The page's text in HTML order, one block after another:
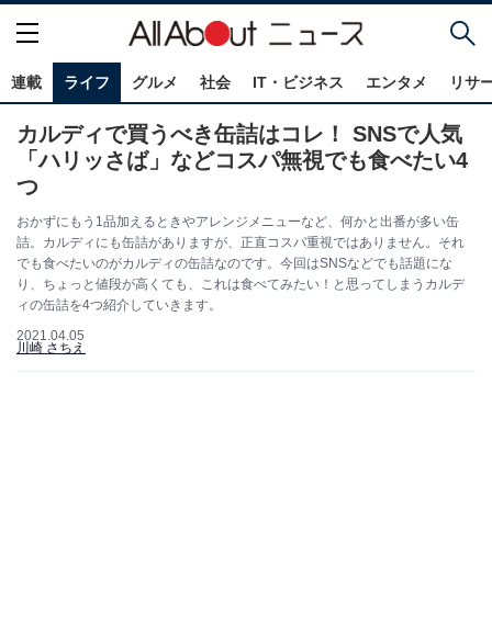
連載 ライフ グルメ 社会 IT・ビジネス エンタメ リサ
カルディで買うべき缶詰はコレ！ SNSで人気
「ハリッさば」などコスパ無視でも食べたい4
つ
おかずにもう1品加えるときやアレンジメニューなど、何かと出番が多い缶
詰。カルディにも缶詰がありますが、正直コスパ重視ではありません。それ
でも食べたいのがカルディの缶詰なのです。今回はSNSなどでも話題にな
り、ちょっと値段が高くても、これは食べてみたい！と思ってしまうカルデ
ィの缶詰を4つ紹介していきます。
2021.04.05
川崎 さちえ